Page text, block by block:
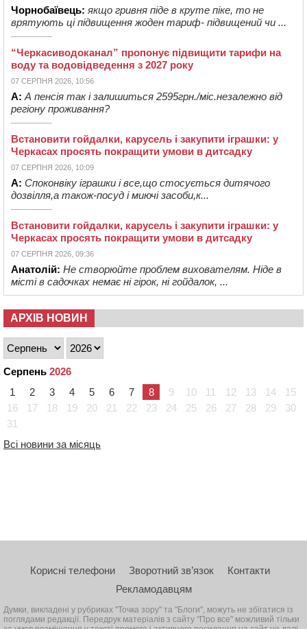
Чорнобаївець: якщо гривня піде в круте піке, то не
врятують ці підвищення жоден тариф- підвищений чи ...
“Черкасиводоканал” пропонує підвищити тарифи на
воду та водовідведення з 2027 року
07 СЕРПНЯ 2026, 10:56
А: А пенсія так і залишиться 2595грн./міс.незалежно від
регіону проживання?
Встановити гойдалки, карусель і закупити іграшки: у
Черкасах просять покращити умови в дитсадку
07 СЕРПНЯ 2026, 10:09
А: Споконвіку іграшки і все,що стосується дитячого
дозвілля,а також-посуд і миючі засоби,к...
Встановити гойдалки, карусель і закупити іграшки: у
Черкасах просять покращити умови в дитсадку
07 СЕРПНЯ 2026, 09:36
Анатолій: Не створюйте проблем вихователям. Ніде в
місті в садочках немає ні гірок, ні гойдалок, ...
АРХІВ НОВИН
Серпень 2026
1
2 3 4 5 6 7 8 9 10 11 12 13 14
15
16
17 18 19 20 21 22 23 24 25 26 27 28 29
30
31
Всі новини за місяць
Корисні телефони Зворотний зв’язок
Контакти
Рекламодавцям
Думки, викладені у рубриках "Точка зору" та "Блоги", можуть не збігатися із
поглядами редакції. Передрук матеріалів з сайту "Про все" можливий тільки